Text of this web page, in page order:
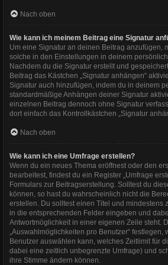
Nach oben
Wie kann ich meinem Beitrag eine Signatur
Um eine Signatur an deinen Beitrag anzufügen,
solche in den Einstellungen in deinem
Nachdem du die Signatur erstellt und
Beitrag das Kästchen „Signatur anhängen“
Signatur auch hinzufügen, indem du in deinem
standardmäßige Anhängen deiner Signatur
einzelnen Beitrag dennoch ohne Signatur
dort einfach das Kontrollkästchen „Signatur
Nach oben
Wie kann ich eine Umfrage erstellen?
Wenn du ein neues Thema eröffnest oder den
bearbeitest, findest du ein Register „Umfrage
Formulars zur Beitragserstellung. Solltest du
können, so hast du wahrscheinlich nicht die
erstellen. Du solltest einen Titel und mindestens
in die entsprechenden Felder eingeben und
Antwortmöglichkeit in einer eigenen Zeile steht.
„Auswahlmöglichkeiten pro Benutzer“ festlegen,
Benutzer auswählen kann, welches Zeitlimit für
dabei eine zeitlich unbegrenzte Umfrage) und
ihre Stimme ändern können.